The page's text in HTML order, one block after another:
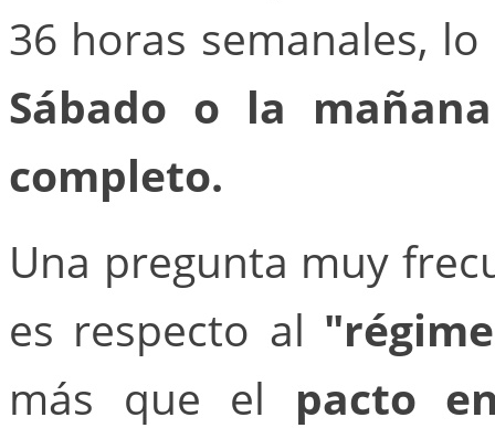
36 horas semanales,
Sábado o la
completo.
Una pregunta muy
es respecto al
más que el pacto